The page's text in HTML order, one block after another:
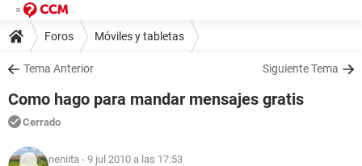
Foros Móviles y tabletas
Tema Anterior Siguiente Tema
Como hago para mandar mensajes gratis
Cerrado
neniita - 9 jul 2010 a las 17:53